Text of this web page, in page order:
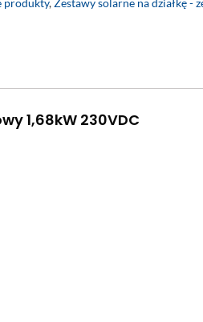
produkty,Zestawy solarne na działkę -
1,68kW 230VDC